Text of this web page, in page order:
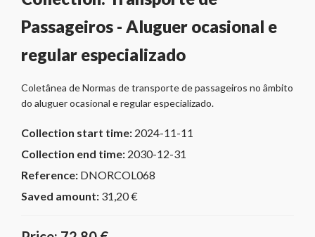
Passageiros - Aluguer ocasional e
regular especializado
Coletânea de Normas de transporte de passageiros no âmbito
do aluguer ocasional e regular especializado.
Collection start time: 2024-11-11
Collection end time: 2030-12-31
Reference: DNORCOL068
Saved amount: 31,20 €